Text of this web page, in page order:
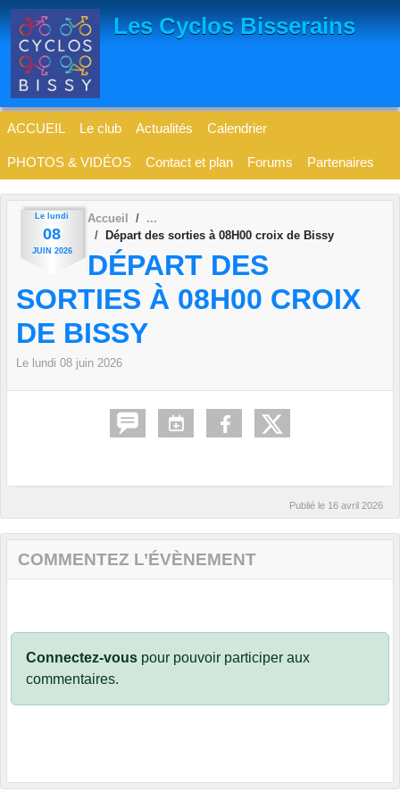
Les Cyclos Bisserains
ACCUEIL Le club Actualités Calendrier
PHOTOS & VIDÉOS Contact et plan Forums Partenaires
Le lundi
08
JUIN 2026
Accueil
Départ des sorties à 08H00 croix de Bissy
DÉPART DES
SORTIES À 08H00 CROIX
DE BISSY
Le lundi 08 juin 2026
Publié le 16 avril 2026
COMMENTEZ L’ÉVÈNEMENT
Connectez-vous pour pouvoir participer aux
commentaires.
Panneau de gestion des cookies